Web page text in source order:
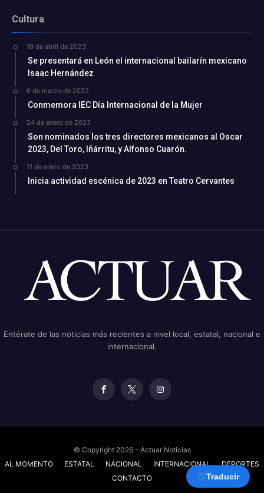
Cultura
10 de abril de 2023
Se presentará en León el internacional bailarín mexicano
Isaac Hernández
6 de marzo de 2023
Conmemora IEC Día Internacional de la Mujer
24 de enero de 2023
Son nominados los tres directores mexicanos al Oscar
2023, Del Toro, Iñárritu, y Alfonso Cuarón.
11 de enero de 2023
Inicia actividad escénica de 2023 en Teatro Cervantes
Entérate de las noticias más recientes a nivel local, estatal, nacional e
internacional.
© Copyright 2026 - Actuar Noticias
AL MOMENTO
ESTATAL NACIONAL INTERNACIONAL
DEPORTES
CONTACTO
Traducir